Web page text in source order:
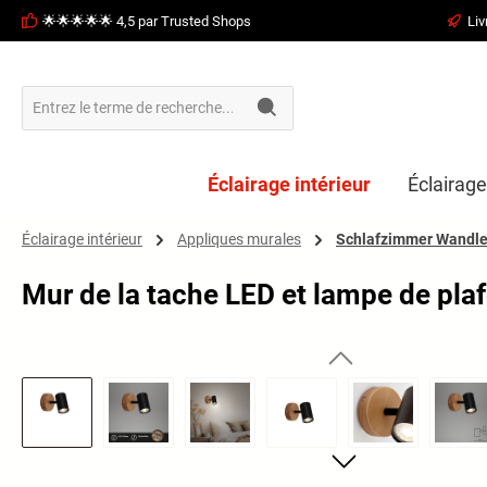
Passer à la navigation principale
🌟🌟🌟🌟🌟 4,5 par Trusted Shops
Éclairage intérieur
Éclairage intérieur Appliques murales Schlafzimmer
Mur de la tache LED et lampe de
Ignorer la galerie d'images